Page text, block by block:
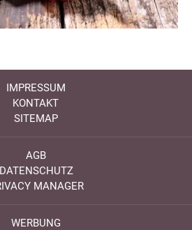
IMPRESSUM
KONTAKT
SITEMAP
AGB
DATENSCHUTZ
MANAGER
WERBUNG